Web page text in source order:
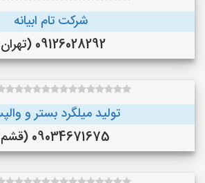
شرکت تام ابیانه
09126028292 (تهران)
تولید میلگرد بستر و
09034671675 (قشم )